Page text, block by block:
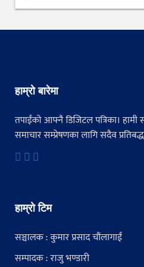
हाम्रो बारेमा
तपाईंको आफ्नै डिजिटल पत्रिका। हामी
समाचार सम्प्रेषणका लागि सदैव
हाम्रो टिम
सञ्चालक : कुमार प्रसाद चौंलागाईं
सम्पादक : राजु भण्डारी